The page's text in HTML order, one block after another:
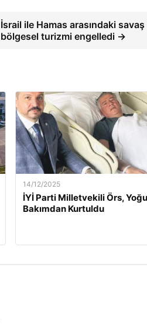
İsrail ile Hamas arasındaki savaş
bölgesel turizmi engelledi →
14/12/2025
İYİ Parti Milletvekili Örs,
Bakımdan Kurtuldu